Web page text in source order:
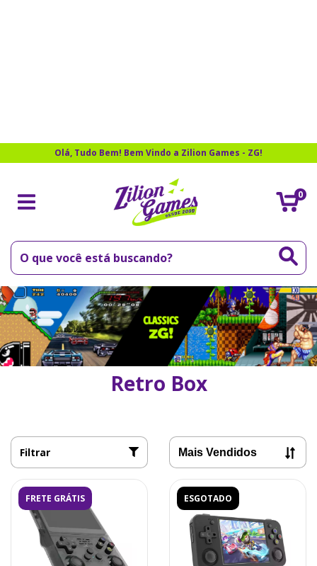
Olá, Tudo Bem! Bem Vindo a Zilion Games - ZG!
0
Retro Box
Filtrar
FRETE GRÁTIS ESGOTADO